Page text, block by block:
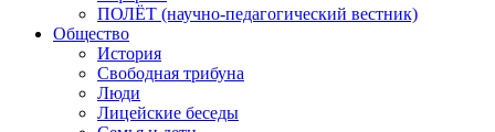
ПОЛЁТ (научно-педагогический вестник)
Общество
История
Свободная трибуна
Люди
Лицейские беседы